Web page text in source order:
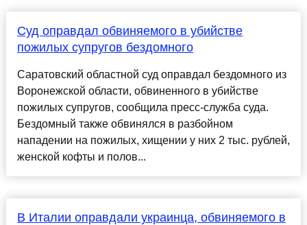
Суд оправдал обвиняемого в убийстве
пожилых супругов бездомного
Саратовский областной суд оправдал бездомного из
Воронежской области, обвиненного в убийстве
пожилых супругов, сообщила пресс-служба суда.
Бездомный также обвинялся в разбойном
нападении на пожилых, хищении у них 2 тыс. рублей,
женской кофты и полов...
В Италии оправдали украинца, обвиняемого в